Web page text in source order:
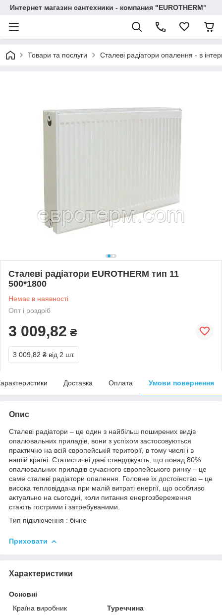
Интернет магазин сантехники - компания "EUROTHERM"
Товари та послуги Сталеві радіатори опалення - в
Сталеві радіатори EUROTHERM тип 11
500*1800
Немає в наявності
Опт і роздріб
3 009,82 ₴
3 009,82 ₴ від 2 шт.
Доставка Оплата Умови повернення
Опис
Сталеві радіатори – це один з найбільш поширених видів
опалювальних приладів, вони з успіхом застосовуються
практично на всій європейській території, в тому числі і в
нашій країні. Статистичні дані стверджують, що понад 80%
опалювальних приладів сучасного європейського ринку – це
саме сталеві радіатори опалення. Головне їх достоїнство – це
висока тепловіддача при малій витраті енергії, що особливо
актуально на сьогодні, коли питання енергозбереження
стають гострими і затребуваними.
Тип підключення : бічне
Приховати
Характеристики
Основні
Країна виробник
Туреччина